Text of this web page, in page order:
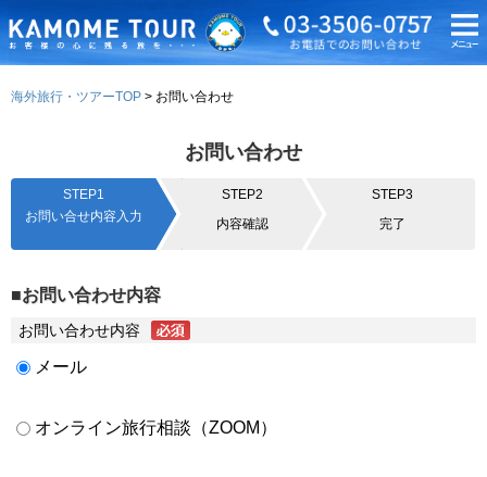
海外旅行・ツアーTOP お問い合わせ
お問い合わせ
STEP1
お問い合せ内容入力
STEP2
内容確認
STEP3
完了
■お問い合わせ内容
お問い合わせ内容
メール
オンライン旅行相談（ZOOM）